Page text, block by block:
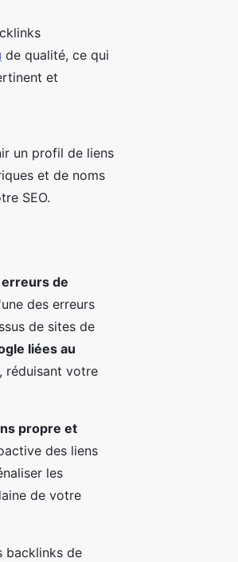
de qualité, ce qui
et
un profil de liens
et de noms
SEO.
erreurs de
des erreurs
de sites de
liées au
réduisant votre
propre et
des liens
les
de votre
backlinks de